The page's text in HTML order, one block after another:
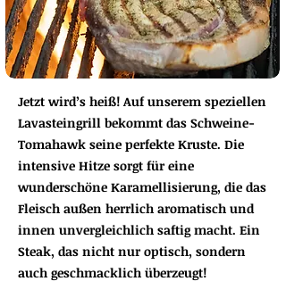
Jetzt wird’s heiß! Auf unserem speziellen
Lavasteingrill bekommt das Schweine-
Tomahawk seine perfekte Kruste. Die
intensive Hitze sorgt für eine
wunderschöne Karamellisierung, die das
Fleisch außen herrlich aromatisch und
innen unvergleichlich saftig macht. Ein
Steak, das nicht nur optisch, sondern
auch geschmacklich überzeugt!